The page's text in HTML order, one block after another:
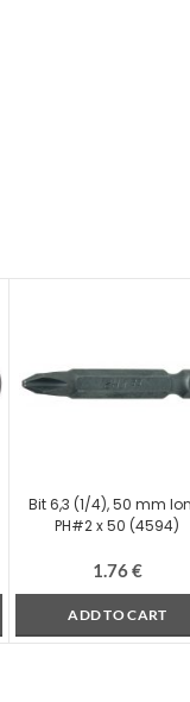
Bit 6,3 (1/4), 50 mm
PH#2 x 50 (4594)
1.76€
ADD TO CART